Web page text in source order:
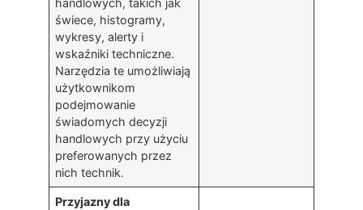
handlowych, takich jak
świece, histogramy,
wykresy, alerty i
wskaźniki techniczne.
Narzędzia te umożliwiają
użytkownikom
podejmowanie
świadomych decyzji
handlowych przy użyciu
preferowanych przez
nich technik.
Przyjazny dla